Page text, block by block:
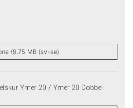
(9.75 MB (sv-se)
Ymer 20 / Ymer 20 Dobbel